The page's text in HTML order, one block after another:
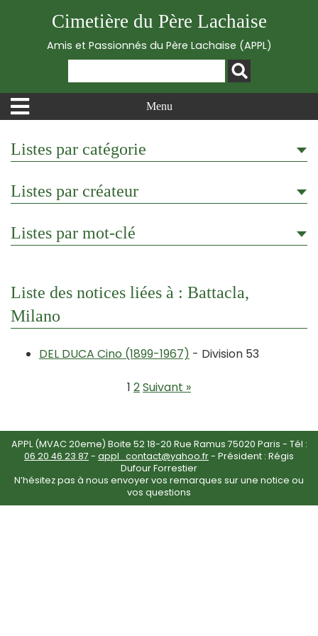
Cimetière du Père Lachaise
Amis et Passionnés du Père Lachaise (APPL)
Menu
Listes par catégorie
Listes par créateur
Listes par mot-clé
Liste des notices liées à : Battacla,
Milano
DEL DUCA Cino (1899-1967) - Division 53
1 2Suivant »
APPL (MVAC 20eme) Boite 52 18-20 Rue Ramus 75020 Paris - Tél :
06 20 46 23 87 - appl_contact@yahoo.fr- Président : Régis
Dufour Forrestier
N’hésitez pas à nous envoyer vos remarques sur une notice ou
vos questions